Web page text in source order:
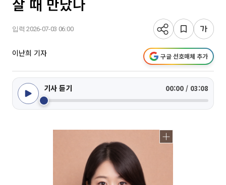
살 때 만났나
입력 2026-07-03 06:00
이난희 기자 구글 선호매체 추가
기사 듣기 00:00 / 03:08